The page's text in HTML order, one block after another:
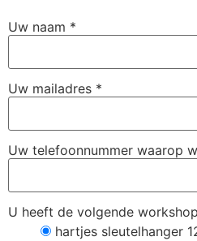
Uw naam *
Uw mailadres *
Uw telefoonnummer waarop
U heeft de volgende
hartjes sleutelhanger